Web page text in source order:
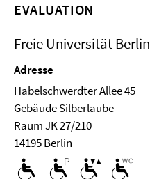
EVALUATION
Freie Universität Berlin
Adresse
Habelschwerdter Allee 45
Ge­bäude Silberlaube
Raum JK 27/210
14195 Berlin